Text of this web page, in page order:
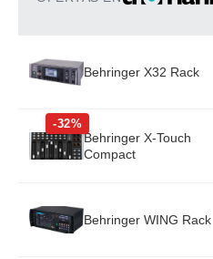
Behringer X32 Rack
-32%
Behringer X-Touch
Compact
Behringer WING Rack